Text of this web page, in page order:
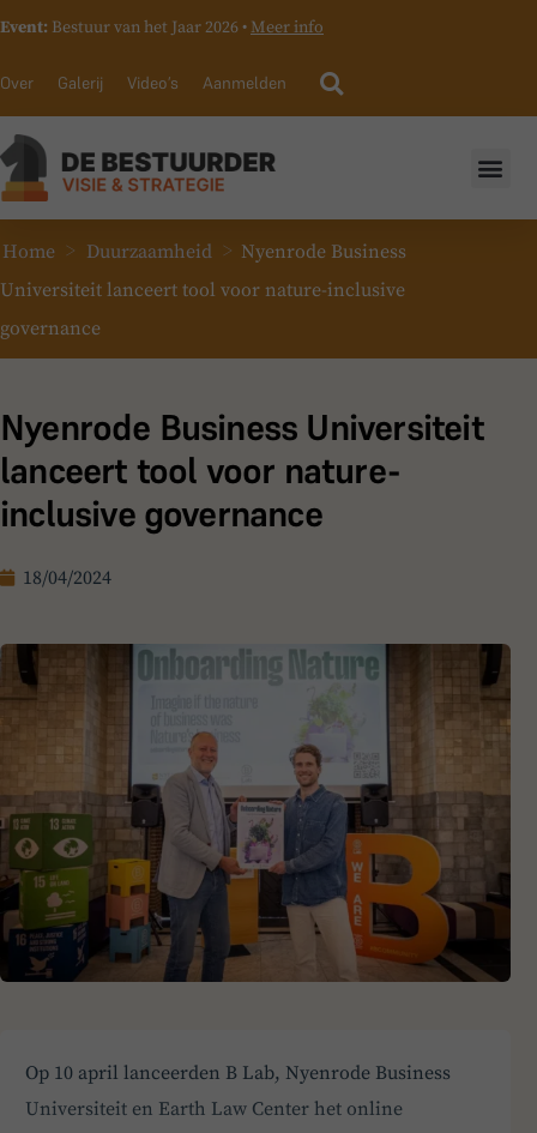
Event: Bestuur van het Jaar 2026 • Meer info
Over Galerij Video’s Aanmelden
Home > Duurzaamheid > Nyenrode Business
Universiteit lanceert tool voor nature-inclusive
governance
Nyenrode Business Universiteit
lanceert tool voor nature-
inclusive governance
18/04/2024
Op 10 april lanceerden B Lab, Nyenrode Business
Universiteit en Earth Law Center het online